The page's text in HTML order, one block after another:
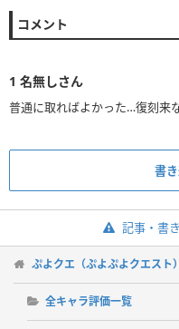
コメント
1 名無しさん
書
記事・書
ぷよクエ（ぷよぷよクエスト
全キャラ評価一覧